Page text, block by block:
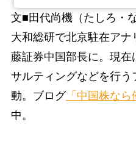
文■田代尚機（たしろ・
大和総研で北京駐在ア
藤証券中国部長に。現
サルティングなどを行
動。ブログ「中国株なら
中。